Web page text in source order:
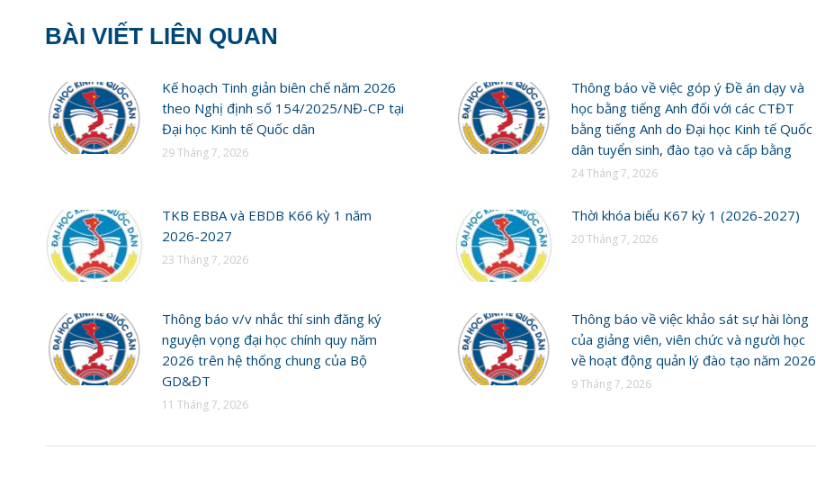
BÀI VIẾT LIÊN QUAN
Kế hoạch Tinh giản biên chế năm 2026
theo Nghị định số 154/2025/NĐ-CP tại
Đại học Kinh tế Quốc dân
29 Tháng 7, 2026
Thông báo về việc góp ý Đề án dạy và
học bằng tiếng Anh đối với các CTĐT
bằng tiếng Anh do Đại học Kinh tế Quốc
dân tuyển sinh, đào tạo và cấp bằng
24 Tháng 7, 2026
TKB EBBA và EBDB K66 kỳ 1 năm
2026-2027
23 Tháng 7, 2026
Thời khóa biểu K67 kỳ 1 (2026-2027)
20 Tháng 7, 2026
Thông báo v/v nhắc thí sinh đăng ký
nguyện vọng đại học chính quy năm
2026 trên hệ thống chung của Bộ
GD&ĐT
11 Tháng 7, 2026
Thông báo về việc khảo sát sự hài lòng
của giảng viên, viên chức và người học
về hoạt động quản lý đào tạo năm 2026
9 Tháng 7, 2026